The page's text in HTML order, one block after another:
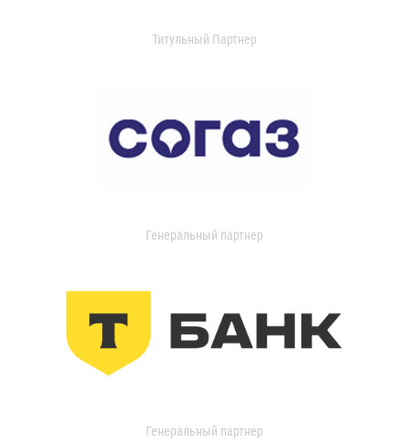
Титульный Партнер
Генеральный партнер
Генеральный партнер